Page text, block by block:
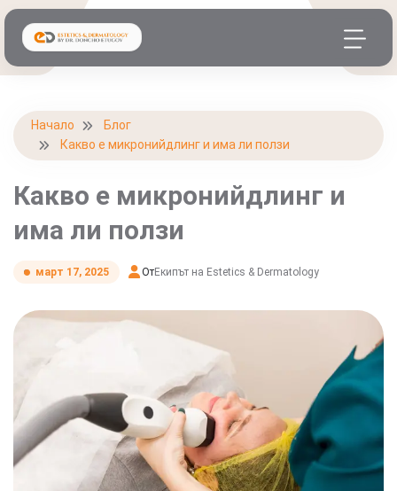
Начало
Блог
Какво е микронийдлинг и има ли ползи
Какво е микронийдлинг и
има ли ползи
март 17, 2025 ОтЕкипът на Estetics & Dermatology